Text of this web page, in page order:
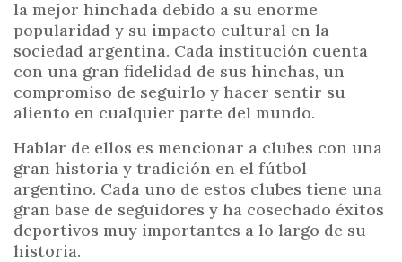
la mejor hinchada debido a su enorme
popularidad y su impacto cultural en la
sociedad argentina. Cada institución cuenta
con una gran fidelidad de sus hinchas, un
compromiso de seguirlo y hacer sentir su
aliento en cualquier parte del mundo.
Hablar de ellos es mencionar a clubes con una
gran historia y tradición en el fútbol
argentino. Cada uno de estos clubes tiene una
gran base de seguidores y ha cosechado éxitos
deportivos muy importantes a lo largo de su
historia.